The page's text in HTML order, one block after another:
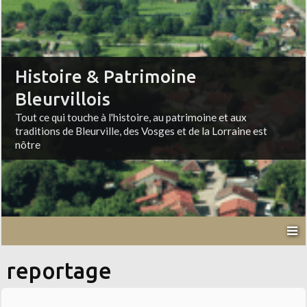
Histoire & Patrimoine
Bleurvillois
Tout ce qui touche à l'histoire, au patrimoine et aux
traditions de Bleurville, des Vosges et de la Lorraine est
nôtre
reportage